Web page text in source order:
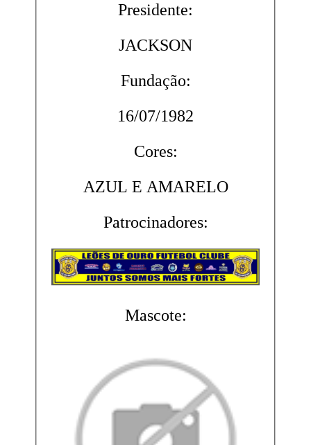
Presidente:
JACKSON
Fundação:
16/07/1982
Cores:
AZUL E AMARELO
Patrocinadores:
Mascote: